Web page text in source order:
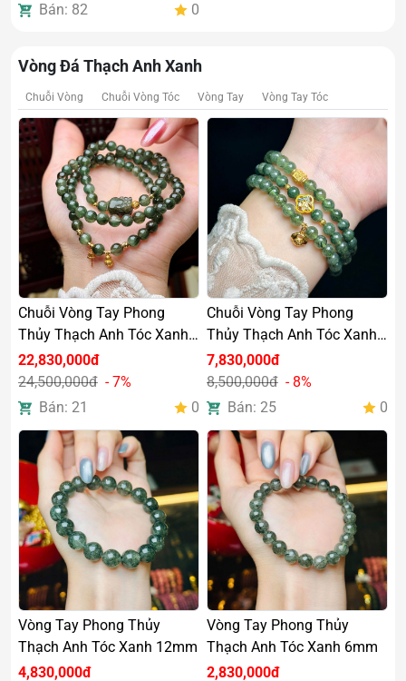
Bán: 82
0
Vòng Đá Thạch Anh Xanh
Chuỗi Vòng Chuỗi Vòng Tóc Vòng Tay Vòng Tay Tóc
Chuỗi Vòng Tay Phong
Thủy Thạch Anh Tóc Xanh
Đồng Trục 6mm Mix Tỳ Hưu
Charm Vàng 18k
22,830,000đ
24,500,000đ - 7%
Bán: 21
0
Chuỗi Vòng Tay Phong
Thủy Thạch Anh Tóc Xanh
6mm Charm Bạc Si Vàng
Cao Cấp
7,830,000đ
8,500,000đ - 8%
Bán: 25
0
Vòng Tay Phong Thủy
Thạch Anh Tóc Xanh 12mm
4,830,000đ
Vòng Tay Phong Thủy
Thạch Anh Tóc Xanh 6mm
2,830,000đ